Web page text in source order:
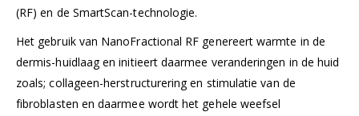
(RF) en de SmartScan-technologie.
Het gebruik van NanoFractional RF genereert warmte in de
dermis-huidlaag en initieert daarmee veranderingen in de huid
zoals; collageen-herstructurering en stimulatie van de
fibroblasten en daarmee wordt het gehele weefsel